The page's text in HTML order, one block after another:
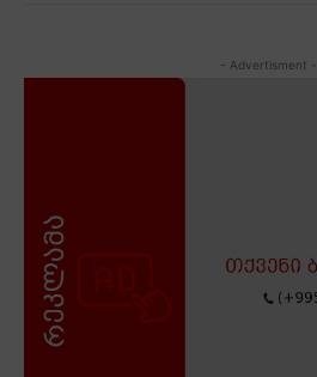
- Advertisment -